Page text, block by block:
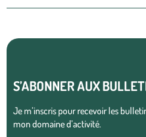
S’ABONNER AUX
Je m’inscris pour recevoir les
mon domaine d’activité.